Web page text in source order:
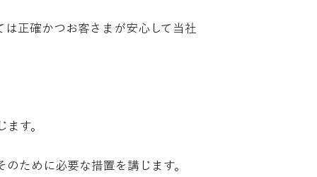
正確かつお客さまが安心して当社
す。
ために必要な措置を講じます。